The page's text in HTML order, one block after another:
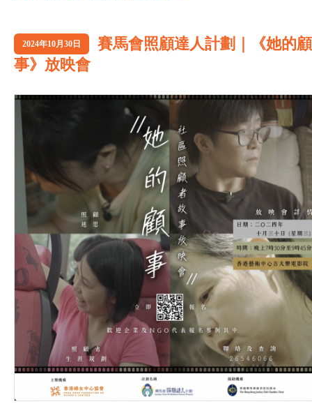
2024年10月30日
賽馬會照顧達人計劃｜《她的顧
事》放映會